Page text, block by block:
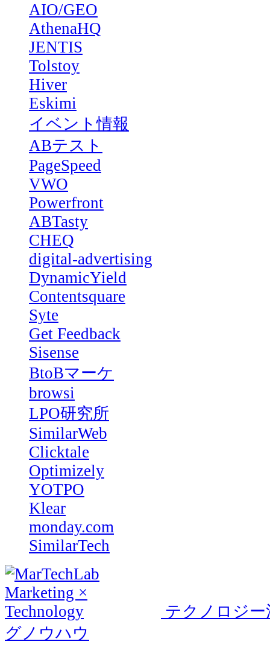
AIO/GEO
AthenaHQ
JENTIS
Tolstoy
Hiver
Eskimi
イベント情報
ABテスト
PageSpeed
VWO
Powerfront
ABTasty
CHEQ
digital-advertising
DynamicYield
Contentsquare
Syte
Get Feedback
Sisense
BtoBマーケ
browsi
LPO研究所
SimilarWeb
Clicktale
Optimizely
YOTPO
Klear
monday.com
SimilarTech
テクノロジ
グノウハウ